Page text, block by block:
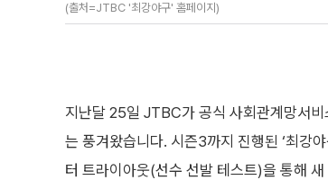
(출처=JTBC '최강야구' 홈페이지)
지난달 25일 JTBC가 공식 사회관계망서비
는 풍겨왔습니다. 시즌3까지 진행된 ‘최강
터 트라이아웃(선수 선발 테스트)을 통해 새